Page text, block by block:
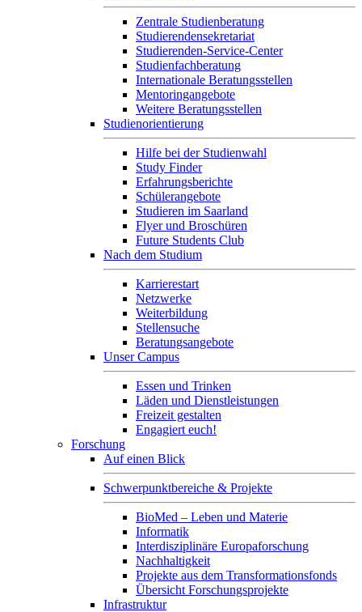
Zentrale Studienberatung
Studierendensekretariat
Studierenden-Service-Center
Studienfachberatung
Internationale Beratungsstellen
Mentoringangebote
Weitere Beratungsstellen
Studienorientierung
Hilfe bei der Studienwahl
Study Finder
Erfahrungsberichte
Schülerangebote
Studieren im Saarland
Flyer und Broschüren
Future Students Club
Nach dem Studium
Karrierestart
Netzwerke
Weiterbildung
Stellensuche
Beratungsangebote
Unser Campus
Essen und Trinken
Läden und Dienstleistungen
Freizeit gestalten
Engagiert euch!
Forschung
Auf einen Blick
Schwerpunktbereiche & Projekte
BioMed – Leben und Materie
Informatik
Interdisziplinäre Europaforschung
Nachhaltigkeit
Projekte aus dem Transformationsfonds
Übersicht Forschungsprojekte
Infrastruktur